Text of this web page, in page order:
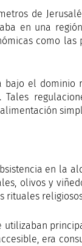
de
en una
como las
bajo el dominio
Tales
en la
olivos y
rituales
utilizaban
era